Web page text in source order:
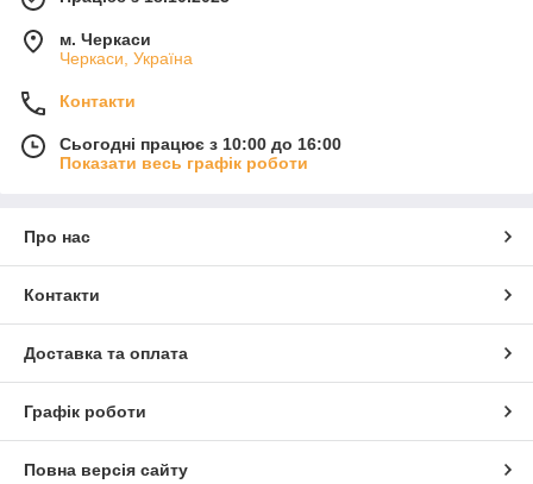
м. Черкаси
Черкаси, Україна
Контакти
Сьогодні працює з 10:00 до 16:00
Показати весь графік роботи
Про нас
Контакти
Доставка та оплата
Графік роботи
Повна версія сайту